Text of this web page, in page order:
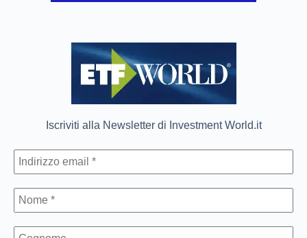
Iscriviti alla Newsletter di Investment World.it